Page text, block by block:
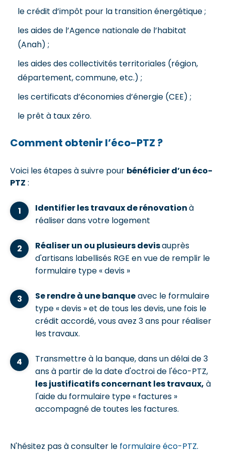
le crédit d’impôt pour la transition énergétique ;
les aides de l’Agence nationale de l’habitat
(Anah) ;
les aides des collectivités territoriales (région,
département, commune, etc.) ;
les certificats d’économies d’énergie (CEE) ;
le prêt à taux zéro.
Comment obtenir l’éco-PTZ ?
Voici les étapes à suivre pour bénéficier d’un éco-
PTZ :
Identifier les travaux de rénovationà
réaliser dans votre logement
Réaliser un ou plusieurs devisauprès
d'artisans labellisés RGE en vue de remplir le
formulaire type « devis »
Se rendre à une banqueavec le formulaire
type « devis » et de tous les devis, une fois le
crédit accordé, vous avez 3 ans pour réaliser
les travaux.
Transmettre à la banque, dans un délai de 3
ans à partir de la date d'octroi de l'éco-PTZ,
les justificatifs concernant les travaux, à
l'aide du formulaire type « factures »
accompagné de toutes les factures.
N'hésitez pas à consulter le formulaire éco-PTZ.